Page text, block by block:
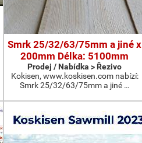
Smrk 25/32/63/75mm a jiné x
200mm Délka: 5100mm
Prodej / Nabídka > Řezivo
Kokisen, www.koskisen.com nabízí:
Smrk 25/32/63/75mm a jiné …